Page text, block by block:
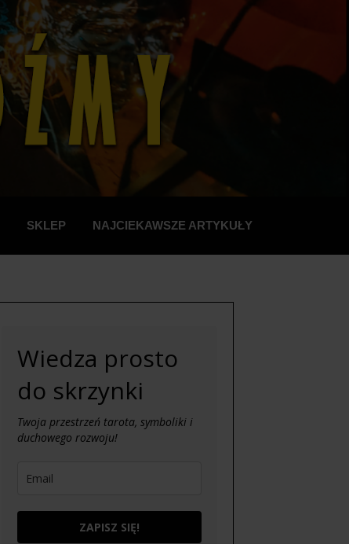
SKLEP NAJCIEKAWSZE ARTYKUŁY
Wiedza prosto
do skrzynki
Twoja przestrzeń tarota, symboliki i
duchowego rozwoju!
ZAPISZ SIĘ!